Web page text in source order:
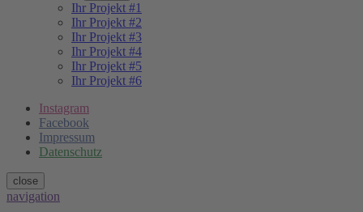
Ihr Projekt #1
Ihr Projekt #2
Ihr Projekt #3
Ihr Projekt #4
Ihr Projekt #5
Ihr Projekt #6
Instagram
Facebook
Impressum
Datenschutz
close
navigation